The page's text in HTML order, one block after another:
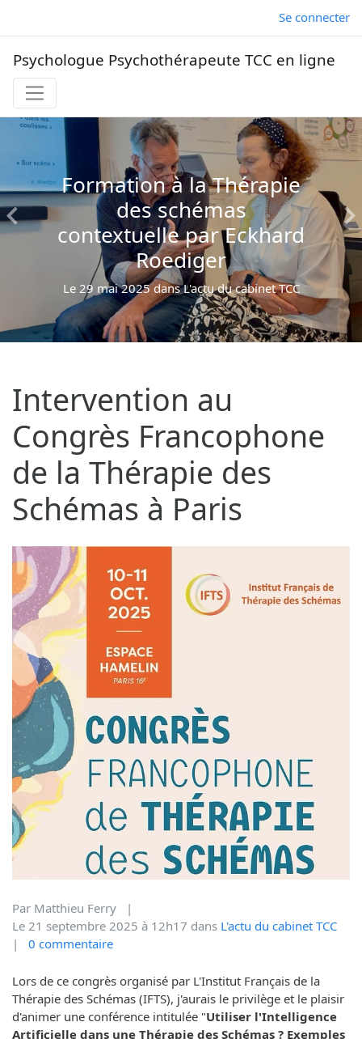
Se connecter
Psychologue Psychothérapeute TCC en ligne
Formation à la Thérapie
des schémas
contextuelle par Eckhard
Roediger
Le 29 mai 2025 dans L'actu du cabinet TCC
Intervention au
Congrès Francophone
de la Thérapie des
Schémas à Paris
Par Matthieu Ferry
|
Le 21 septembre 2025 à 12h17 dans L'actu du cabinet TCC
|
0 commentaire
Lors de ce congrès organisé par L'Institut Français de la
Thérapie des Schémas (IFTS), j'aurais le privilège et le plaisir
d'animer une conférence intitulée "Utiliser l'Intelligence
Artificielle dans une Thérapie des Schémas ? Exemples